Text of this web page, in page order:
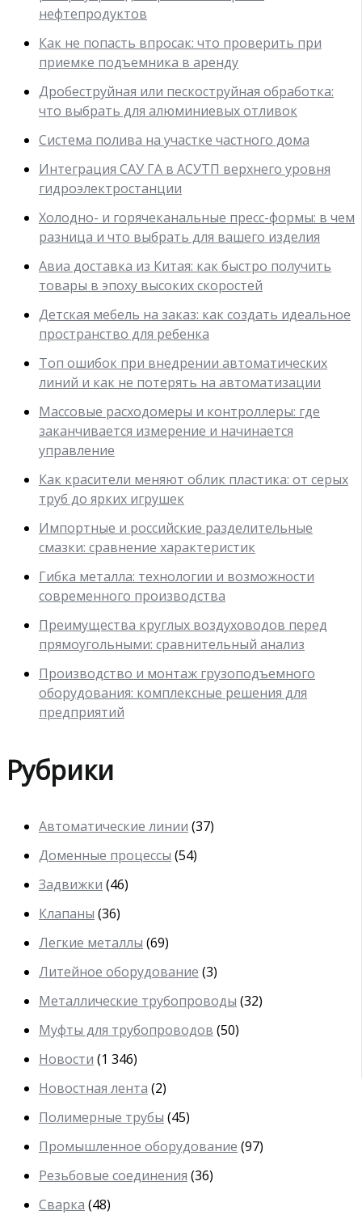
нефтепродуктов
Как не попасть впросак: что проверить при
приемке подъемника в аренду
Дробеструйная или пескоструйная обработка:
что выбрать для алюминиевых отливок
Система полива на участке частного дома
Интеграция САУ ГА в АСУТП верхнего уровня
гидроэлектростанции
Холодно- и горячеканальные пресс-формы: в чем
разница и что выбрать для вашего изделия
Авиа доставка из Китая: как быстро получить
товары в эпоху высоких скоростей
Детская мебель на заказ: как создать идеальное
пространство для ребенка
Топ ошибок при внедрении автоматических
линий и как не потерять на автоматизации
Массовые расходомеры и контроллеры: где
заканчивается измерение и начинается
управление
Как красители меняют облик пластика: от серых
труб до ярких игрушек
Импортные и российские разделительные
смазки: сравнение характеристик
Гибка металла: технологии и возможности
современного производства
Преимущества круглых воздуховодов перед
прямоугольными: сравнительный анализ
Производство и монтаж грузоподъемного
оборудования: комплексные решения для
предприятий
Рубрики
Автоматические линии (37)
Доменные процессы (54)
Задвижки (46)
Клапаны (36)
Легкие металлы (69)
Литейное оборудование (3)
Металлические трубопроводы (32)
Муфты для трубопроводов (50)
Новости (1 346)
Новостная лента (2)
Полимерные трубы (45)
Промышленное оборудование (97)
Резьбовые соединения (36)
Сварка (48)